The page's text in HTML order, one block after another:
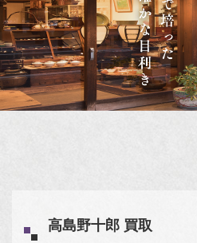
高島野十郎 買取